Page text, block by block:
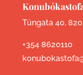
Túngata 40,
+354 8620110